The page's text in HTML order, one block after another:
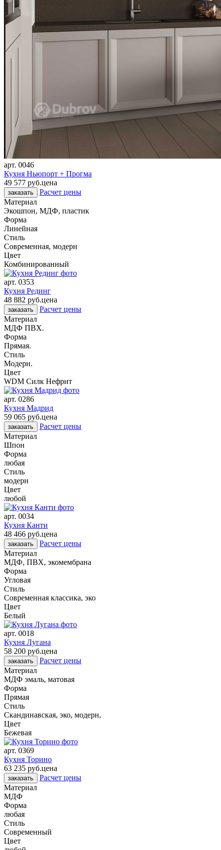
арт. 0046
Кухня Ньюпорт + Прогма
49 577 руб.цена
заказать
Расчет цены
Материал
Экошпон, МДФ, пластик
Форма
Линейная
Стиль
Современная, модерн
Цвет
Комбинированный
арт. 0353
Кухня Рединг
48 882 руб.цена
заказать
Расчет цены
Материал
МДФ ПВХ.
Форма
Прямая.
Стиль
Модерн.
Цвет
WDM Силк Нефрит
арт. 0286
Кухня Мадрид
59 065 руб.цена
заказать
Расчет цены
Материал
Шпон
Форма
любая
Стиль
модерн
Цвет
любой
арт. 0034
Кухня Канти
48 466 руб.цена
заказать
Расчет цены
Материал
МДФ, ПВХ, экомембрана
Форма
Угловая
Стиль
Современная классика, эко
Цвет
Белый
арт. 0018
Кухня Лугана
58 200 руб.цена
заказать
Расчет цены
Материал
МДФ эмаль, матовая
Форма
Прямая
Стиль
Скандинавская, эко, модерн,
Цвет
Бежевая
арт. 0369
Кухня Торино
63 235 руб.цена
заказать
Расчет цены
Материал
МДФ
Форма
любая
Стиль
Современный
Цвет